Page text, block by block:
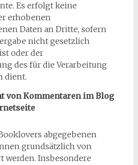
Es erfolgt keine
erhobenen
Daten an Dritte, sofern
nicht gesetzlich
oder der
des für die Verarbeitung
dient.
von Kommentaren im Blog
abgegebenen
grundsätzlich von
werden. Insbesondere